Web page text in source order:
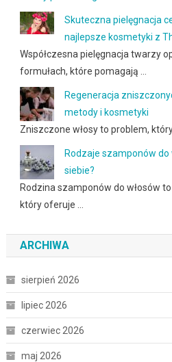
Skuteczna pielęgnacja
najlepsze kosmetyki z
Współczesna pielęgnacja twarzy
formułach, które pomagają …
Regeneracja
metody i kosmetyki
Zniszczone włosy to problem,
Rodzaje szamponów do
siebie?
Rodzina szamponów do włosów
który oferuje …
ARCHIWA
sierpień 2026
lipiec 2026
czerwiec 2026
maj 2026